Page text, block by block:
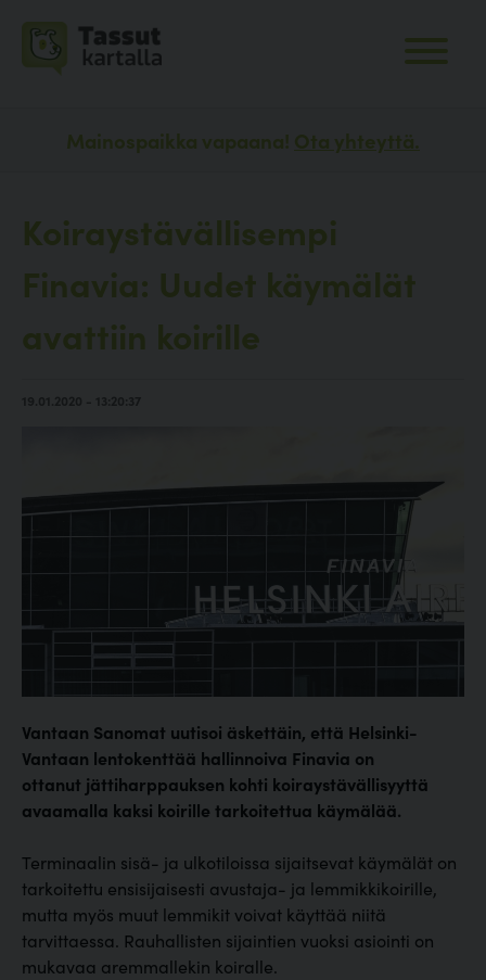
Mainospaikka vapaana! Ota yhteyttä.
Koiraystävällisempi
Finavia: Uudet käymälät
avattiin koirille
Vantaan Sanomat uutisoi äskettäin, että Helsinki-
Vantaan lentokenttää hallinnoiva Finavia on
ottanut jättiharppauksen kohti koiraystävällisyyttä
avaamalla kaksi koirille tarkoitettua käymälää.
Terminaalin sisä- ja ulkotiloissa sijaitsevat käymälät on
tarkoitettu ensisijaisesti avustaja- ja lemmikkikoirille,
mutta myös muut lemmikit voivat käyttää niitä
tarvittaessa. Rauhallisten sijaintien vuoksi asiointi on
mukavaa aremmallekin koiralle.